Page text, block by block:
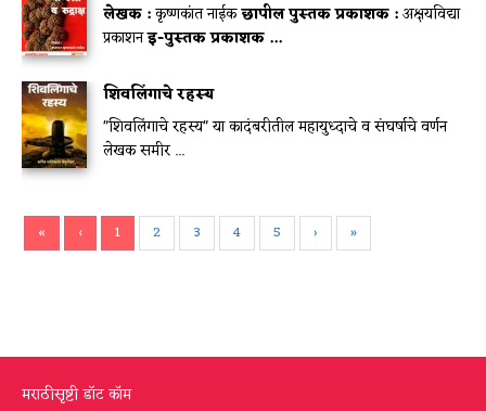
लेखक :कृष्णकांत नाईकछापील पुस्तक प्रकाशक :अक्षयविद्या
प्रकाशनइ-पुस्तक प्रकाशक ...
शिवलिंगाचे रहस्य
"शिवलिंगाचे रहस्य" या कादंबरीतील महायुध्दाचे व संघर्षाचे वर्णन
लेखक समीर ...
« ‹ 1 2 3 4 5 › »
मराठीसृष्टी डॉट कॉम